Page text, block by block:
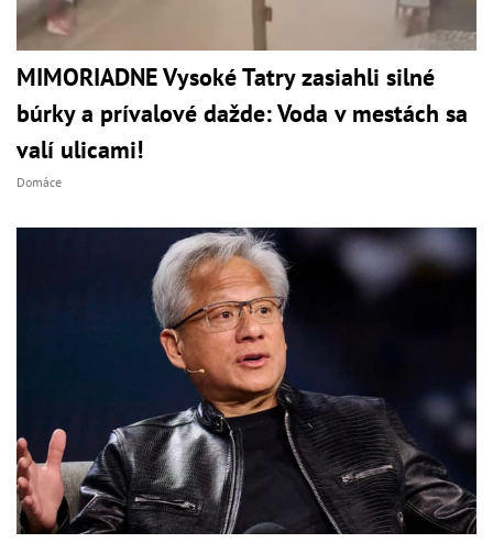
MIMORIADNE Vysoké Tatry zasiahli silné
búrky a prívalové dažde: Voda v mestách sa
valí ulicami!
Domáce